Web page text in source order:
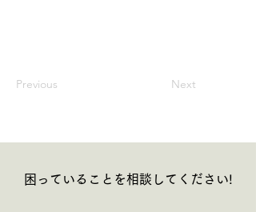
Previous Next
困っていることを相談してください!